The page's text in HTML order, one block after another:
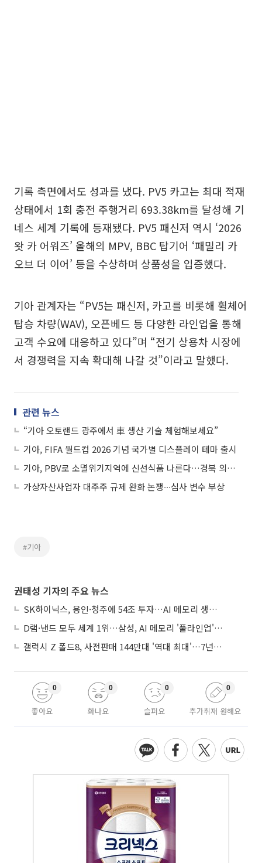
기록 측면에서도 성과를 냈다. PV5 카고는 최대 적재
상태에서 1회 충전 주행거리 693.38km를 달성해 기
네스 세계 기록에 등재됐다. PV5 패신저 역시 ‘2026
왓 카 어워즈’ 올해의 MPV, BBC 탑기어 ‘패밀리 카
오브 더 이어’ 등을 수상하며 상품성을 입증했다.
기아 관계자는 “PV5는 패신저, 카고를 비롯해 휠체어
탑승 차량(WAV), 오픈베드 등 다양한 라인업을 통해
고객 수요에 대응하고 있다”며 “전기 상용차 시장에
서 경쟁력을 지속 확대해 나갈 것”이라고 말했다.
관련 뉴스
“기아 오토랜드 광주에서 車 생산 기술 체험해보세요”
기아, FIFA 월드컵 2026 기념 국가별 디스플레이 테마 출시
기아, PBV로 소멸위기지역에 신선식품 나른다…경북 의성군부터
가상자산사업자 대주주 규제 완화 논쟁∙∙∙심사 변수 부상
#기아
권태성 기자의 주요 뉴스
SK하이닉스, 용인·청주에 54조 투자…AI 메모리 생산기지 키운다
D램·낸드 모두 세계 1위…삼성, AI 메모리 '풀라인업'으로 승부
갤럭시 Z 폴드8, 사전판매 144만대 '역대 최대'…7년만에 갤노트10 기록 넘어
좋아요
0
화나요
0
슬퍼요
0
추가취재 원해요
0